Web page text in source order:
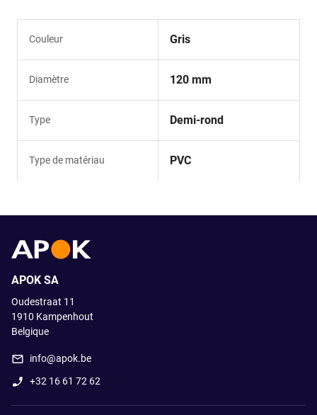
Couleur Gris
Diamètre 120 mm
Type Demi-rond
Type de matériau PVC
APOK SA
Oudestraat 11
1910 Kampenhout
Belgique
info@apok.be
+32 16 61 72 62